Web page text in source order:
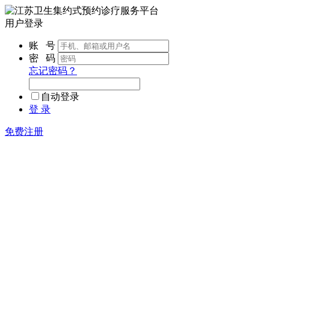
用户登录
账 号
密 码
忘记密码？
自动登录
登 录
免费注册